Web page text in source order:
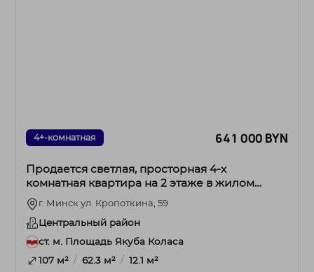
4+-комнатная 641 000 BYN
Продается светлая, просторная 4-х
комнатная квартира на 2 этаже в жилом
комплексе премиум-класса
г. Минск ул. Кропоткина, 59
Центральный район
ст. м. Площадь Якуба Коласа
107 м² / 62.3 м² / 12.1 м²